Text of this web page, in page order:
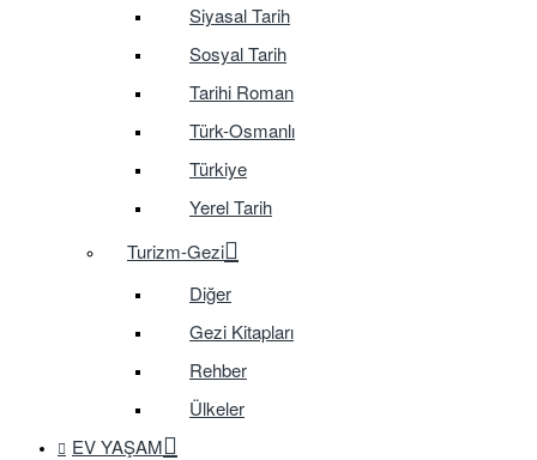
Siyasal Tarih
Sosyal Tarih
Tarihi Roman
Türk-Osmanlı
Türkiye
Yerel Tarih
Turizm-Gezi
Diğer
Gezi Kitapları
Rehber
Ülkeler
EV YAŞAM